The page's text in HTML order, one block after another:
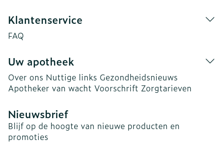
Klantenservice
FAQ
Uw apotheek
Over ons Nuttige links Gezondheidsnieuws
Apotheker van wacht Voorschrift Zorgtarieven
Nieuwsbrief
Blijf op de hoogte van nieuwe producten en
promoties